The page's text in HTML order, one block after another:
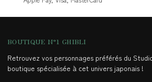
BOUTIQUE N°1 GHIBLI
Retrouvez vos personnages préférés du
boutique spécialisée à cet univers japonais !